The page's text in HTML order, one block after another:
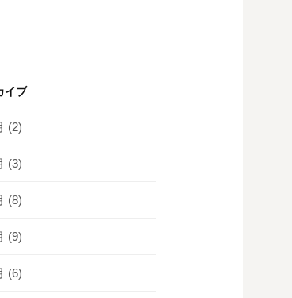
イブ
(2)
(3)
(8)
(9)
(6)